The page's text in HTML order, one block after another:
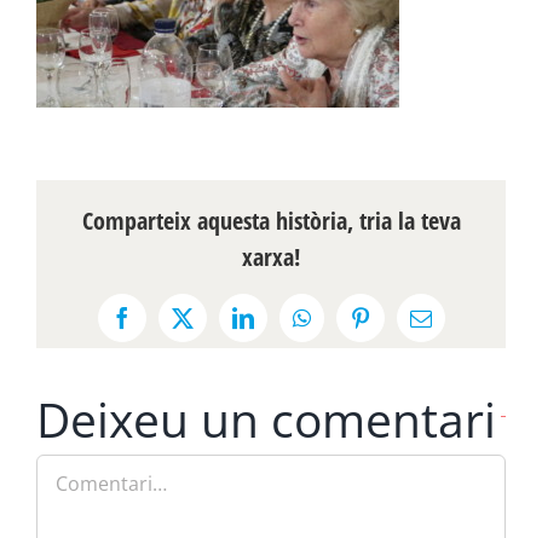
Comparteix aquesta història, tria la teva
xarxa!
Facebook
X LinkedInWhatsAppPinterestEmail:
Deixeu un comentari